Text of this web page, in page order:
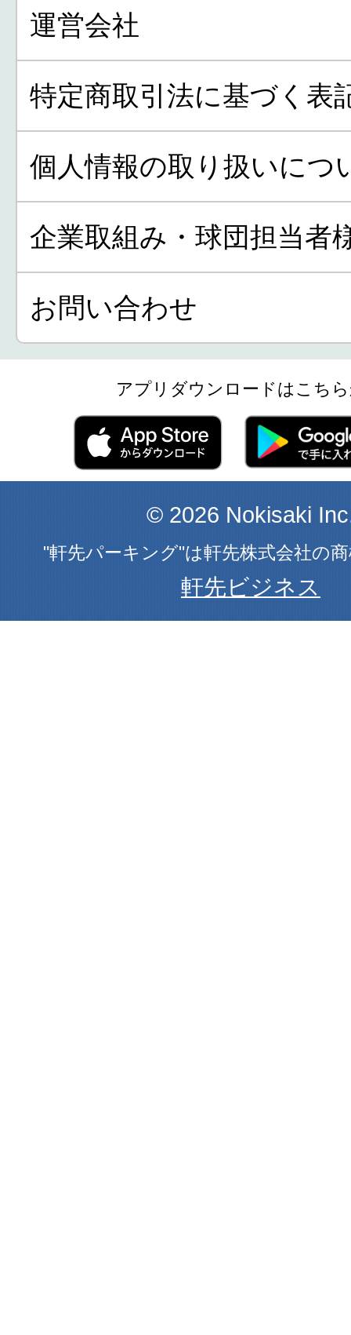
運営会社
特定商取引法に基づく表
個人情報の取り扱いにつ
企業取組み・球団担当者
お問い合わせ
アプリダウンロードはこち
© 2026 Nokisaki
"軒先パーキング"は軒先株式会社の
軒先ビジネス